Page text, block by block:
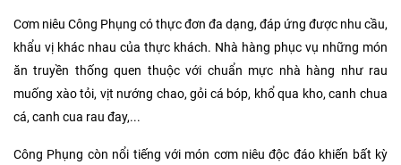
Cơm niêu Công Phụng có thực đơn đa dạng, đáp ứng được nhu cầu,
khẩu vị khác nhau của thực khách. Nhà hàng phục vụ những món
ăn truyền thống quen thuộc với chuẩn mực nhà hàng như rau
muống xào tỏi, vịt nướng chao, gỏi cá bóp, khổ qua kho, canh chua
cá, canh cua rau đay,...
Công Phụng còn nổi tiếng với món cơm niêu độc đáo khiến bất kỳ